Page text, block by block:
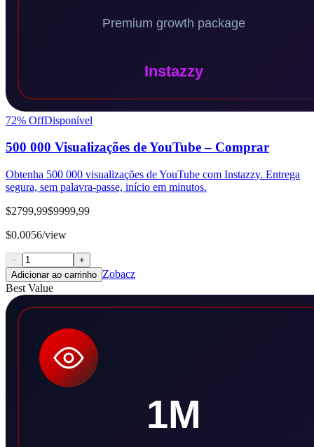
72% OffDisponível
500 000 Visualizações de YouTube – Comprar
Obtenha 500 000 visualizações de YouTube com Instazzy. Entrega
segura, sem palavra-passe, início em minutos.
$2799,99$9999,99
$0.0056/view
−
+
Adicionar ao carrinho Zobacz
Best Value